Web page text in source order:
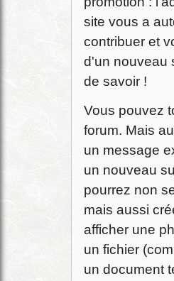
Déconnecté
site vous a
contribuer et
d'un nouveau
de savoir !
Vous pouvez
forum. Mais
un message
un nouveau
pourrez non
mais aussi
afficher une
un fichier
un document